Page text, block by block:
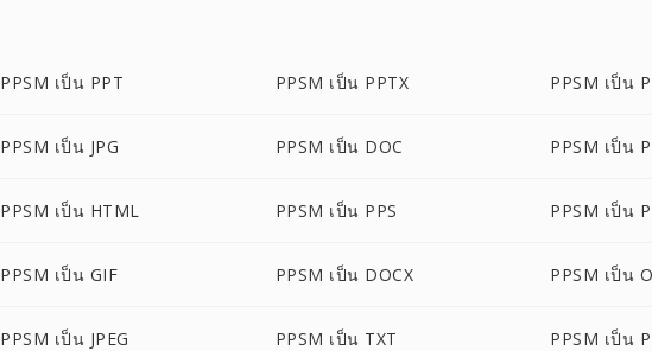
PPSM เป็น PPT PPSM เป็น PPTX PPSM เป็น
PPSM เป็น JPG PPSM เป็น DOC PPSM เป็น
PPSM เป็น HTML PPSM เป็น PPS PPSM เป็น
PPSM เป็น GIF PPSM เป็น DOCX PPSM เป็น
PPSM เป็น JPEG PPSM เป็น TXT PPSM เป็น